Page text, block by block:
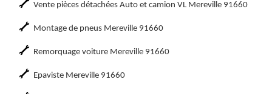
Vente pièces détachées Auto et camion VL Mereville 91660
Montage de pneus Mereville 91660
Remorquage voiture Mereville 91660
Epaviste Mereville 91660